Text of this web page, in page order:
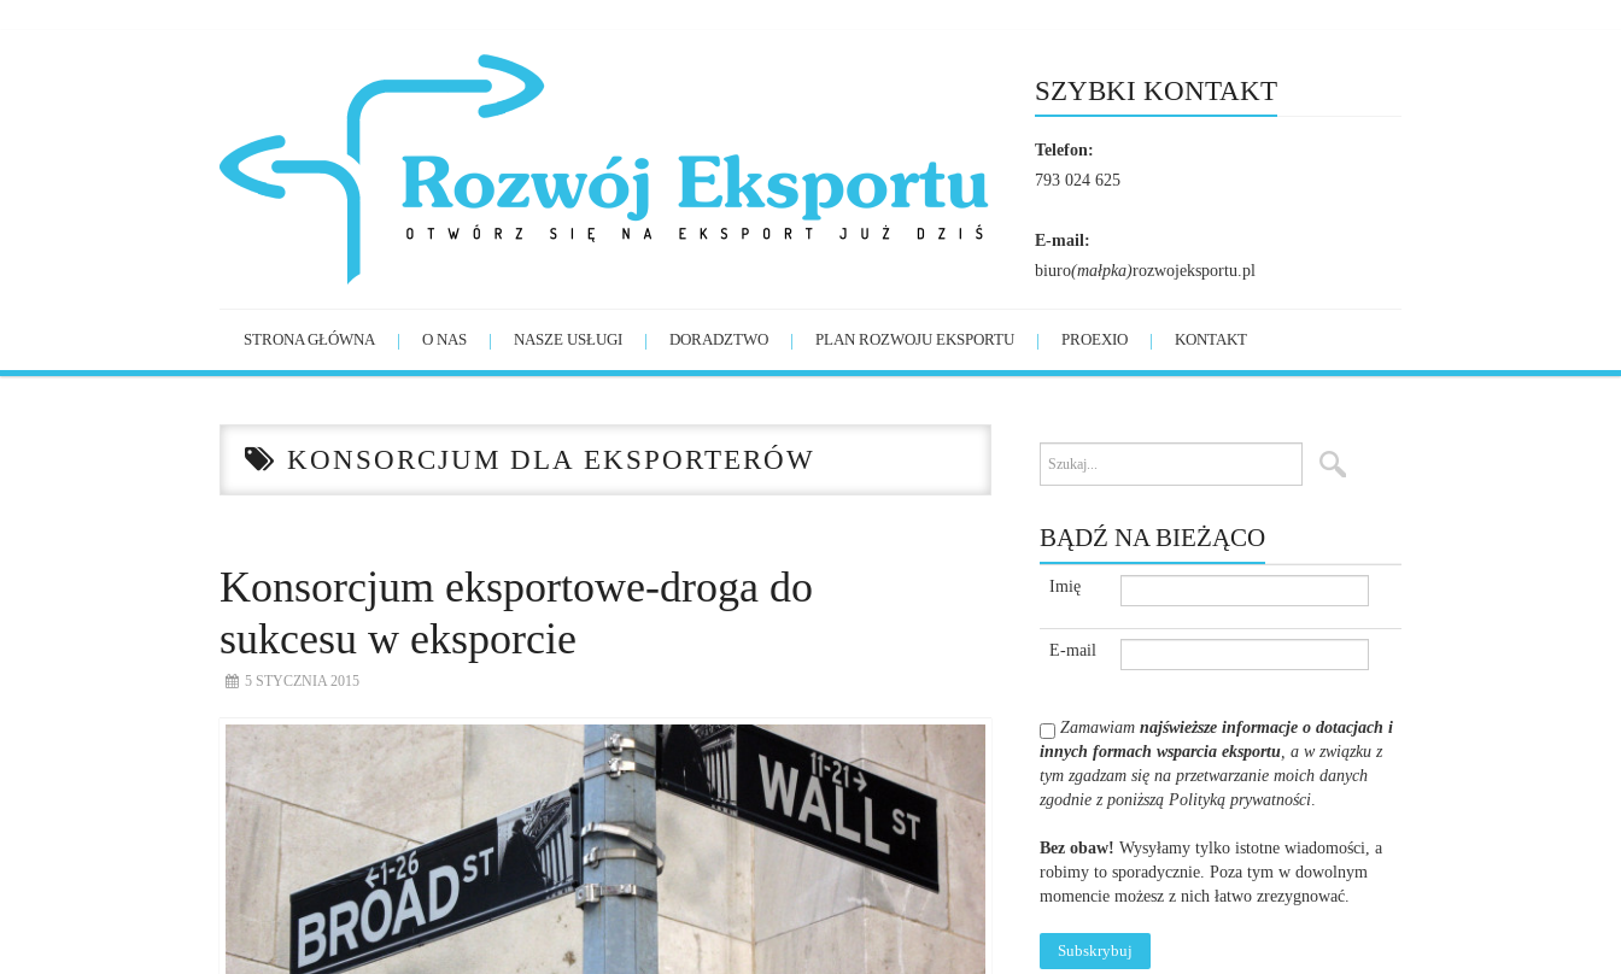
SZYBKI KONTAKT
Telefon:
793 024 625
E-mail:
biuro(małpka)rozwojeksportu.pl
STRONA GŁÓWNA O NAS NASZE USŁUGI DORADZTWO PLAN ROZWOJU EKSPORTU PROEXIO KONTAKT
KONSORCJUM DLA EKSPORTERÓW
Konsorcjum eksportowe-droga do
sukcesu w eksporcie
5 STYCZNIA 2015
BĄDŹ NA BIEŻĄCO
Imię
E-mail
Zamawiam najświeższe informacje o dotacjach i
innych formach wsparcia eksportu, a w związku z
tym zgadzam się na przetwarzanie moich danych
zgodnie z poniższą Polityką prywatności.
Bez obaw! Wysyłamy tylko istotne wiadomości, a
robimy to sporadycznie. Poza tym w dowolnym
momencie możesz z nich łatwo zrezygnować.